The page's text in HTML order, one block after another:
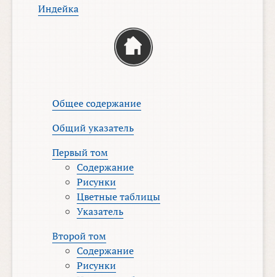
Индейка
Общее содержание
Общий указатель
Первый том
Содержание
Рисунки
Цветные таблицы
Указатель
Второй том
Содержание
Рисунки